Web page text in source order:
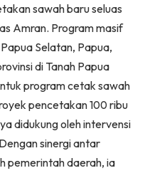
sawah baru seluas
Amran. Program masif
Selatan, Papua,
di Tanah Papua
program cetak sawah
pencetakan 100 ribu
didukung oleh intervensi
sinergi antar
pemerintah daerah, ia